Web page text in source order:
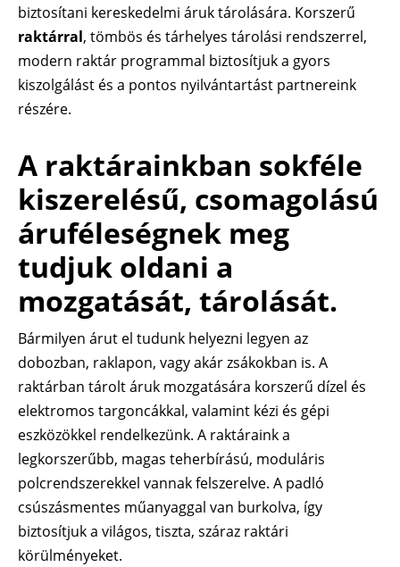
biztosítani kereskedelmi áruk tárolására. Korszerű
raktárral, tömbös és tárhelyes tárolási rendszerrel,
modern raktár programmal biztosítjuk a gyors
kiszolgálást és a pontos nyilvántartást partnereink
részére.
A raktárainkban sokféle
kiszerelésű, csomagolású
áruféleségnek meg
tudjuk oldani a
mozgatását, tárolását.
Bármilyen árut el tudunk helyezni legyen az
dobozban, raklapon, vagy akár zsákokban is. A
raktárban tárolt áruk mozgatására korszerű dízel és
elektromos targoncákkal, valamint kézi és gépi
eszközökkel rendelkezünk. A raktáraink a
legkorszerűbb, magas teherbírású, moduláris
polcrendszerekkel vannak felszerelve. A padló
csúszásmentes műanyaggal van burkolva, így
biztosítjuk a világos, tiszta, száraz raktári
körülményeket.